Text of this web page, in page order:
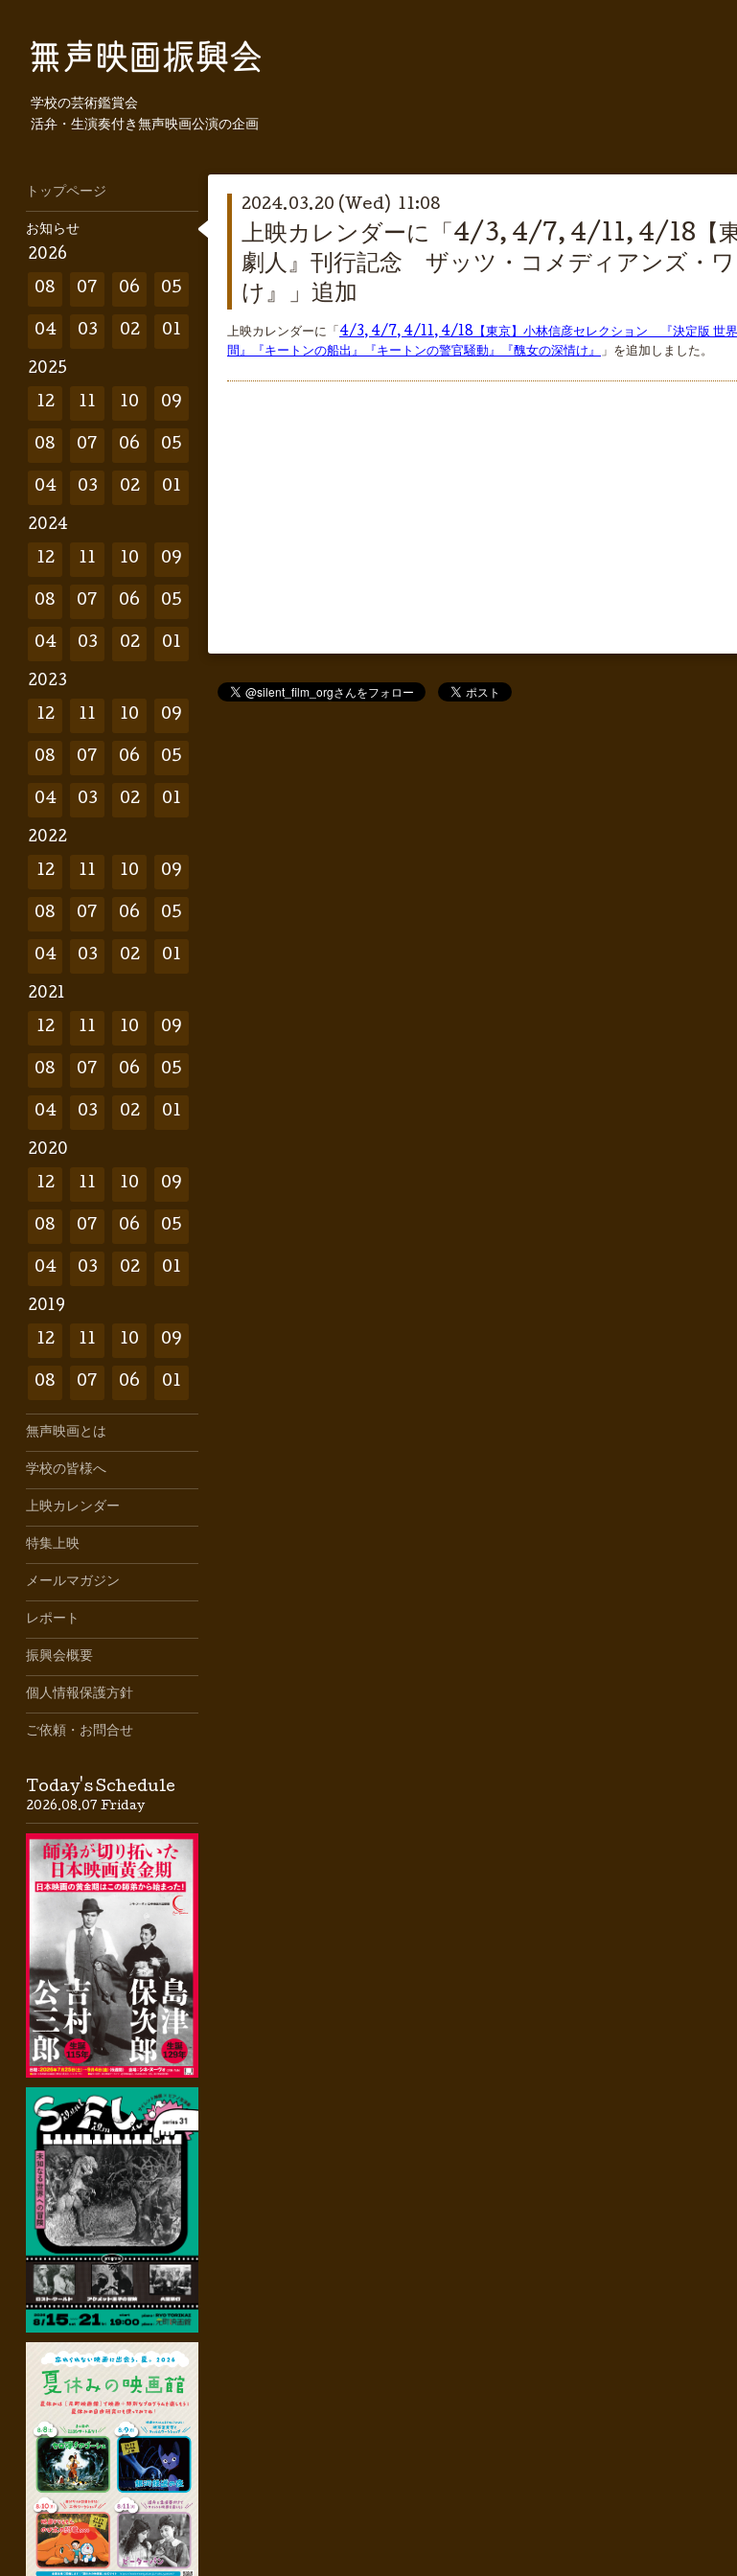
学校の芸術鑑賞会
活弁・生演奏付き無声映画公演の企画
2024.03.20 (Wed) 11:08
上映カレンダーに「4/3, 4/7, 4/11, 4/18【
劇人』刊行記念 ザッツ・コメディアンズ・
け』」追加
上映カレンダーに「 4/3, 4/7, 4/11, 4/18【東京】小林信彦セレクション 『決定版 世界
間』『キートンの船出』『キートンの警官騒動』『醜女の深情け』 」を追加しました。
トップページ
お知らせ
2026
08 07 06 05
04 03 02 01
2025
12 11 10 09
08 07 06 05
04 03 02 01
2024
12 11 10 09
08 07 06 05
04 03 02 01
2023
12 11 10 09
08 07 06 05
04 03 02 01
2022
12 11 10 09
08 07 06 05
04 03 02 01
2021
12 11 10 09
08 07 06 05
04 03 02 01
2020
12 11 10 09
08 07 06 05
04 03 02 01
2019
12 11 10 09
08 07 06 01
無声映画とは
学校の皆様へ
上映カレンダー
特集上映
メールマガジン
レポート
振興会概要
個人情報保護方針
ご依頼・お問合せ
Today's Schedule
2026.08.07 Friday